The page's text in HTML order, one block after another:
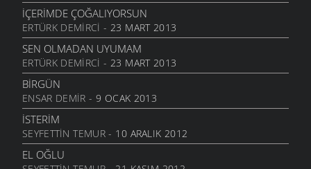
İÇERIMDE ÇOĞALIYORSUN
ERTÜRK DEMIRCI - 23 MART 2013
SEN OLMADAN UYUMAM
ERTÜRK DEMIRCI - 23 MART 2013
BIRGÜN
ENSAR DEMIR - 9 OCAK 2013
İSTERIM
SEYFETTIN TEMUR- 10 ARALIK 2012
EL OĞLU